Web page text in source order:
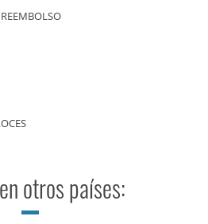
otros países: